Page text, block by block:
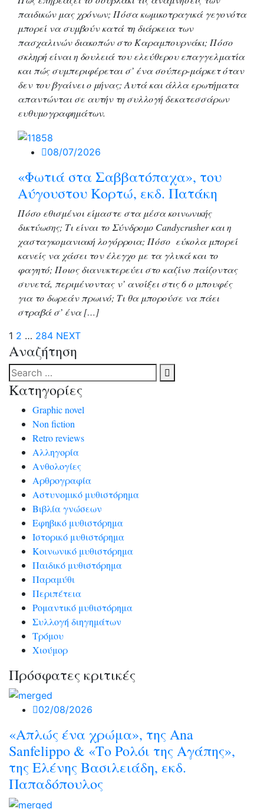
παιδικών μας χρόνων; Πόσα κωμικοτραγικά γεγονότα
μπορεί να συμβούν κατά τη διάρκεια των
πασχαλινών διακοπών στο Καραμπουρνάκι; Πόσο
σκληρή είναι η δουλειά του ελεύθερου επαγγελματία
και πώς συμπεριφέρεται σ’ ένα σούπερ-μάρκετ όταν
δεν του βγαίνει ο μήνας; Αυτά και άλλα ερωτήματα
απαντώνται σε αυτήν τη συλλογή δεκατεσσάρων
ευθυμογραφημάτων.
08/07/2026
«Φωτιά στα Σαββατόπαχα», του
Αύγουστου Κορτώ, εκδ. Πατάκη
Πόσο εθισμένοι είμαστε στα μέσα κοινωνικής
δικτύωσης; Τι είναι το Σύνδρομο Candycrusher και η
χασταγκομανιακή λογόρροια; Πόσο εύκολα μπορεί
κανείς να χάσει τον έλεγχο με τα γλυκά και το
φαγητό; Ποιος διανυκτερεύει στο καζίνο παίζοντας
συνετά, περιμένοντας ν’ ανοίξει στις 6 ο μπουφές
για το δωρεάν πρωινό; Τι θα μπορούσε να πάει
στραβά σ’ ένα […]
1 2 … 284 NEXT
Αναζήτηση
Κατηγορίες
Graphic novel
Non fiction
Retro reviews
Αλληγορία
Ανθολογίες
Αρθρογραφία
Αστυνομικό μυθιστόρημα
Βιβλία γνώσεων
Εφηβικό μυθιστόρημα
Ιστορικό μυθιστόρημα
Κοινωνικό μυθιστόρημα
Παιδικό μυθιστόρημα
Παραμύθι
Περιπέτεια
Ρομαντικό μυθιστόρημα
Συλλογή διηγημάτων
Τρόμου
Χιούμορ
Πρόσφατες κριτικές
02/08/2026
«Απλώς ένα χρώμα», της Ana
Sanfelippo & «Το Ρολόι της Αγάπης»,
της Ελένης Βασιλειάδη, εκδ.
Παπαδόπουλος